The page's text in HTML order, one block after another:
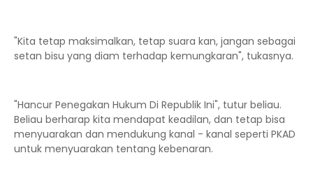
"Kita tetap maksimalkan, tetap suara kan, jangan sebagai
setan bisu yang diam terhadap kemungkaran", tukasnya.
"Hancur Penegakan Hukum Di Republik Ini", tutur beliau.
Beliau berharap kita mendapat keadilan, dan tetap bisa
menyuarakan dan mendukung kanal - kanal seperti PKAD
untuk menyuarakan tentang kebenaran.